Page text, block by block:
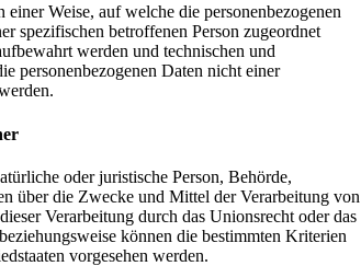
Weise, auf welche die personenbezogenen
spezifischen betroffenen Person zugeordnet
werden und technischen und
personenbezogenen Daten nicht einer
oder juristische Person, Behörde,
über die Zwecke und Mittel der Verarbeitung von
Verarbeitung durch das Unionsrecht oder das
können die bestimmten Kriterien
vorgesehen werden.